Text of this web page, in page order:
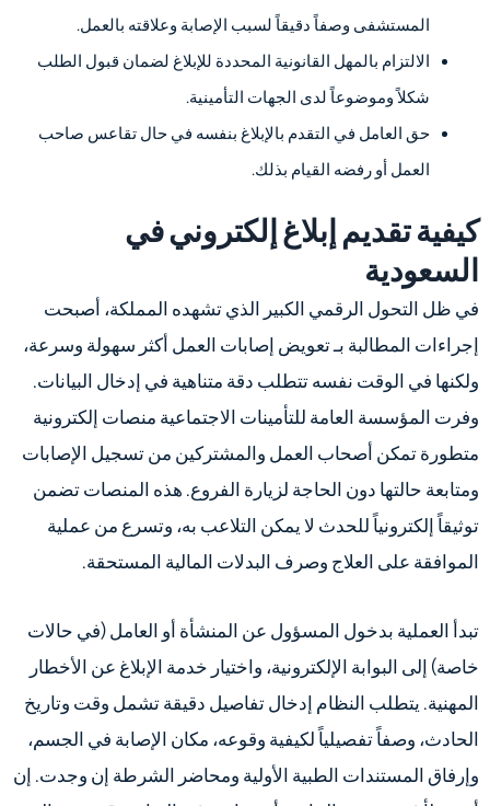
المستشفى وصفاً دقيقاً لسبب الإصابة وعلاقته بالعمل.
الالتزام بالمهل القانونية المحددة للإبلاغ لضمان قبول الطلب
شكلاً وموضوعاً لدى الجهات التأمينية.
حق العامل في التقدم بالإبلاغ بنفسه في حال تقاعس صاحب
العمل أو رفضه القيام بذلك.
كيفية تقديم إبلاغ إلكتروني في
السعودية
في ظل التحول الرقمي الكبير الذي تشهده المملكة، أصبحت
إجراءات المطالبة بـ تعويض إصابات العمل أكثر سهولة وسرعة،
ولكنها في الوقت نفسه تتطلب دقة متناهية في إدخال البيانات.
وفرت المؤسسة العامة للتأمينات الاجتماعية منصات إلكترونية
متطورة تمكن أصحاب العمل والمشتركين من تسجيل الإصابات
ومتابعة حالتها دون الحاجة لزيارة الفروع. هذه المنصات تضمن
توثيقاً إلكترونياً للحدث لا يمكن التلاعب به، وتسرع من عملية
الموافقة على العلاج وصرف البدلات المالية المستحقة.
تبدأ العملية بدخول المسؤول عن المنشأة أو العامل (في حالات
خاصة) إلى البوابة الإلكترونية، واختيار خدمة الإبلاغ عن الأخطار
المهنية. يتطلب النظام إدخال تفاصيل دقيقة تشمل وقت وتاريخ
الحادث، وصفاً تفصيلياً لكيفية وقوعه، مكان الإصابة في الجسم،
وإرفاق المستندات الطبية الأولية ومحاضر الشرطة إن وجدت. إن